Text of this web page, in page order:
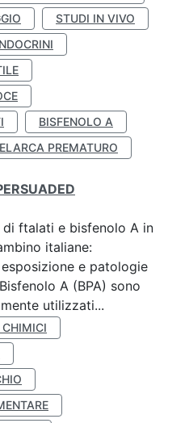
STUDI IN VIVO
BISFENOLO A
PREMATURO
ftalati e bisfenolo A in
italiane:
e patologie
A (BPA) sono
utilizzati...